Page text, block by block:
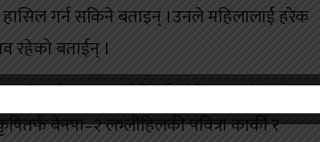
गर्न सकिने बताइन् ।उनले महिलालाई हरेक
रहेको बताईन् ।
गरिएको छ । राजनीतितर्फ संविधानसभा सदस्य
बेनपा–२ लभ्लीहिलकी पवित्रा कार्की र